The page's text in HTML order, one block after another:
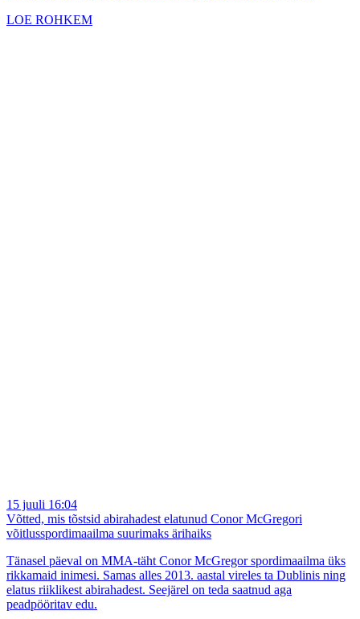
LOE ROHKEM
15 juuli 16:04
Võtted, mis tõstsid abirahadest elatunud Conor McGregori
võitlusspordimaailma suurimaks ärihaiks
Tänasel päeval on MMA-täht Conor McGregor spordimaailma üks
rikkamaid inimesi. Samas alles 2013. aastal vireles ta Dublinis ning
elatus riiklikest abirahadest. Seejärel on teda saatnud aga
peadpööritav edu.